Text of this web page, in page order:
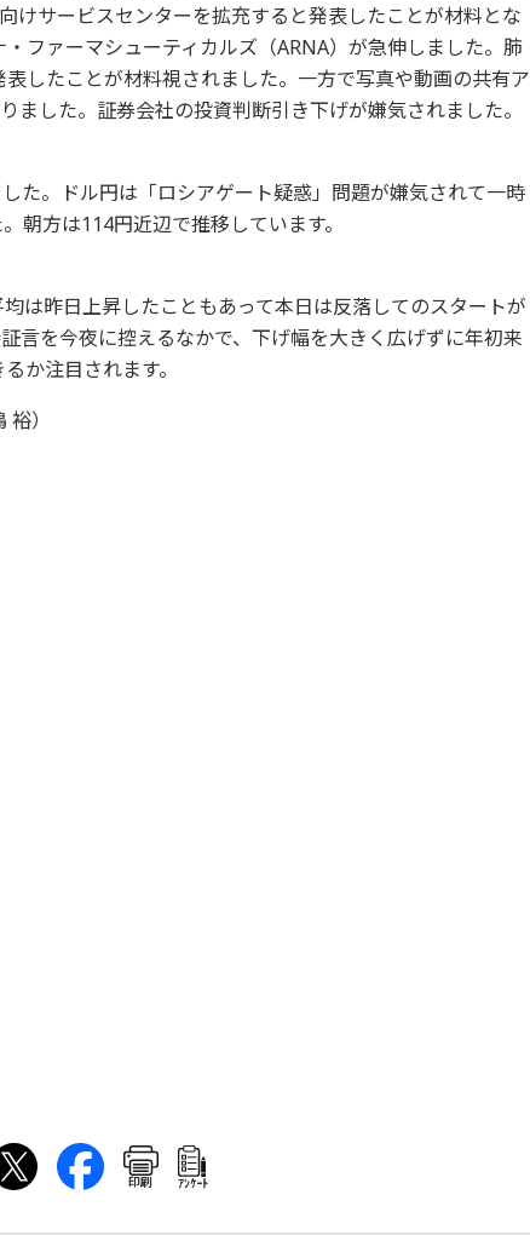
けサービスセンターを拡充すると発表したことが材料とな
ファーマシューティカルズ（ARNA）が急伸しました。肺
したことが材料視されました。一方で写真や動画の共有ア
ました。証券会社の投資判断引き下げが嫌気されました。
た。ドル円は「ロシアゲート疑惑」問題が嫌気されて一時
朝方は114円近辺で推移しています。
は昨日上昇したこともあって本日は反落してのスタートが
言を今夜に控えるなかで、下げ幅を大きく広げずに年初来
か注目されます。
）
印刷 ｱﾝｹｰﾄ